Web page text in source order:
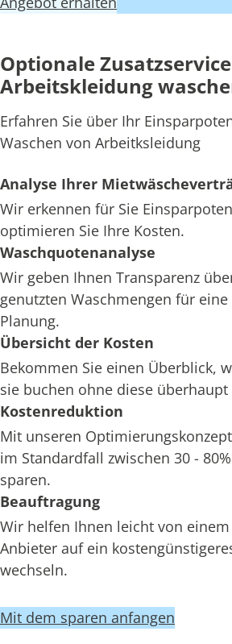
Optionale
Arbeitskleidung
Erfahren Sie über Ihr
Waschen von Arbeitksleidung
Analyse Ihrer
Wir erkennen für Sie
optimieren Sie Ihre Kosten.
Waschquotenanalyse
Wir geben Ihnen Transparenz
genutzten Waschmengen für eine
Planung.
Übersicht der Kosten
Bekommen Sie einen Überblick,
sie buchen ohne diese überhaupt
Kostenreduktion
Mit unseren
im Standardfall zwischen 30 -
sparen.
Beauftragung
Wir helfen Ihnen leicht von
Anbieter auf ein
wechseln.
Mit dem sparen anfangen